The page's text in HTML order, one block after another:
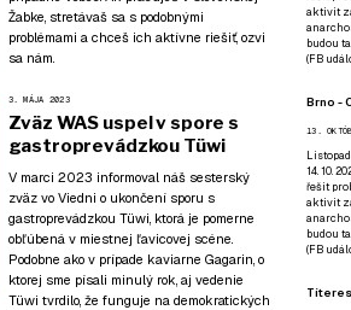
Žabke, stretávaš sa s podobnými
problémami a chceš ich aktívne riešiť, ozvi
sa nám.
3. MÁJA 2023
Zväz WAS uspel v spore s
gastroprevádzkou Tüwi
V marci 2023 informoval náš sesterský
zväz vo Viedni o ukončení sporu s
gastroprevádzkou Tüwi, ktorá je pomerne
obľúbená v miestnej ľavicovej scéne.
Podobne ako v prípade kaviarne Gagarin, o
ktorej sme písali minulý rok, aj vedenie
Tüwi tvrdilo, že funguje na demokratických
aktivit
budou
(FB
Brno -
13.
14. 10.
řešit
aktivit
budou
(FB